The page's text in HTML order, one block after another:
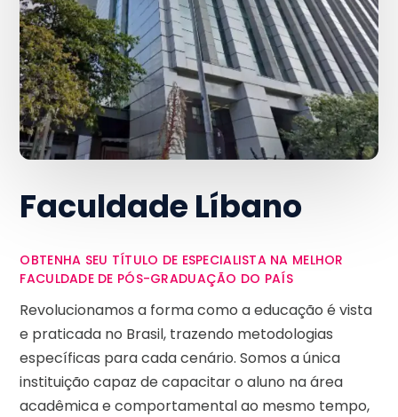
Faculdade Líbano
OBTENHA SEU TÍTULO DE ESPECIALISTA NA MELHOR
FACULDADE DE PÓS-GRADUAÇÃO DO PAÍS
Revolucionamos a forma como a educação é vista
e praticada no Brasil, trazendo metodologias
específicas para cada cenário. Somos a única
instituição capaz de capacitar o aluno na área
acadêmica e comportamental ao mesmo tempo,